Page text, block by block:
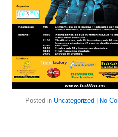
Posted in Uncategorized No